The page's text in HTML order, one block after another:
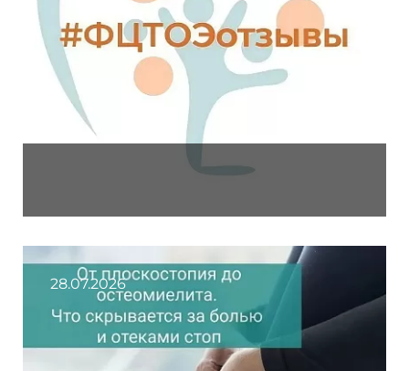
28.07.2026